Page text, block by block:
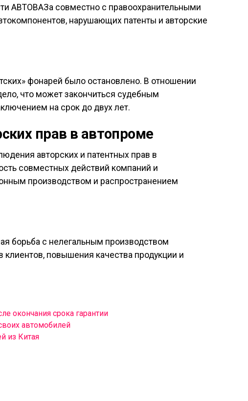
АВТОВАЗа совместно с правоохранительными
нарушающих патенты и авторские
фонарей было остановлено. В отношении
что может закончиться судебным
на срок до двух лет.
прав в автопроме
авторских и патентных прав в
совместных действий компаний и
производством и распространением
борьба с нелегальным производством
повышения качества продукции и
окончания срока гарантии
автомобилей
из Китая